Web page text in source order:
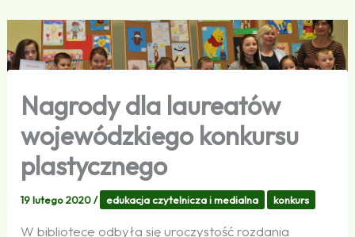
Nagrody dla laureatów
wojewódzkiego konkursu
plastycznego
19 lutego 2020/ edukacja czytelnicza i medialna konkurs
W bibliotece odbyła się uroczystość rozdania